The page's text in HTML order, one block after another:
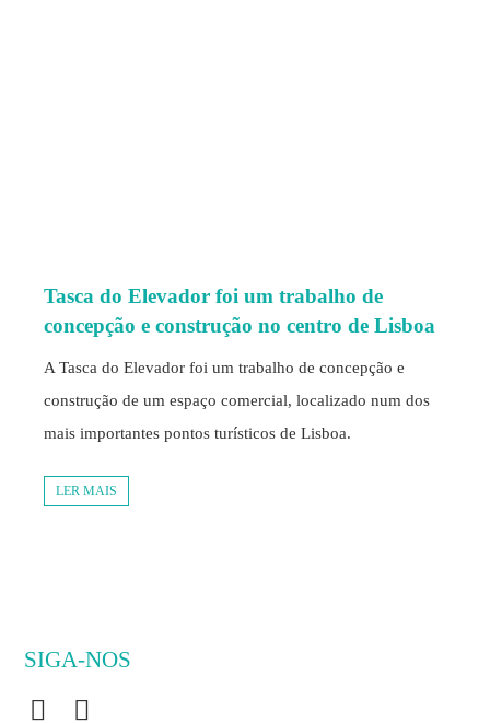
Tasca do Elevador foi um trabalho de
concepção e construção no centro de Lisboa
A Tasca do Elevador foi um trabalho de concepção e
construção de um espaço comercial, localizado num dos
mais importantes pontos turísticos de Lisboa.
LER MAIS
SIGA-NOS